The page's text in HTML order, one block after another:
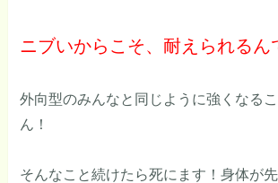
ニブいからこそ、耐えられるん
外向型のみんなと同じように強くなる
ん！
そんなこと続けたら死にます！身体が